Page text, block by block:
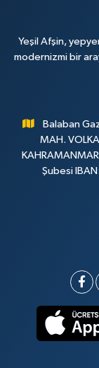
Yeşil Afşin,
modernizmi bir
Balaban
MAH.
Şubesi